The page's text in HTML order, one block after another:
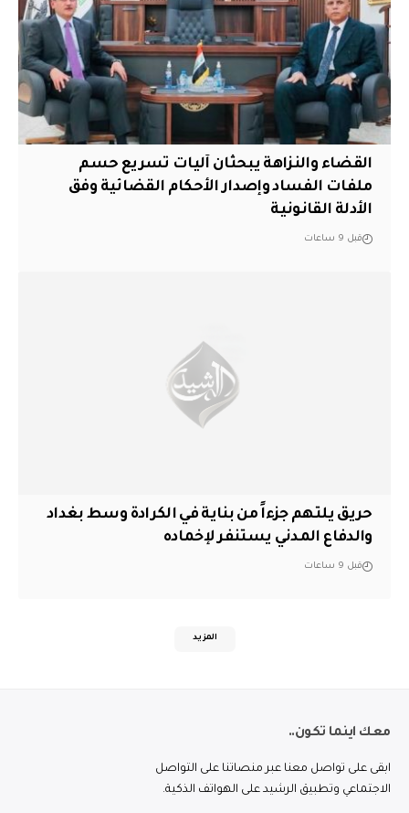
القضاء والنزاهة يبحثان آليات تسريع حسم
ملفات الفساد وإصدار الأحكام القضائية وفق
الأدلة القانونية
قبل 9 ساعات
حريق يلتهم جزءاً من بناية في الكرادة وسط بغداد
والدفاع المدني يستنفر لإخماده
قبل 9 ساعات
المزيد
معك اينما تكون..
ابقى على تواصل معنا عبر منصاتنا على التواصل
الاجتماعي وتطبيق الرشيد على الهواتف الذكية.